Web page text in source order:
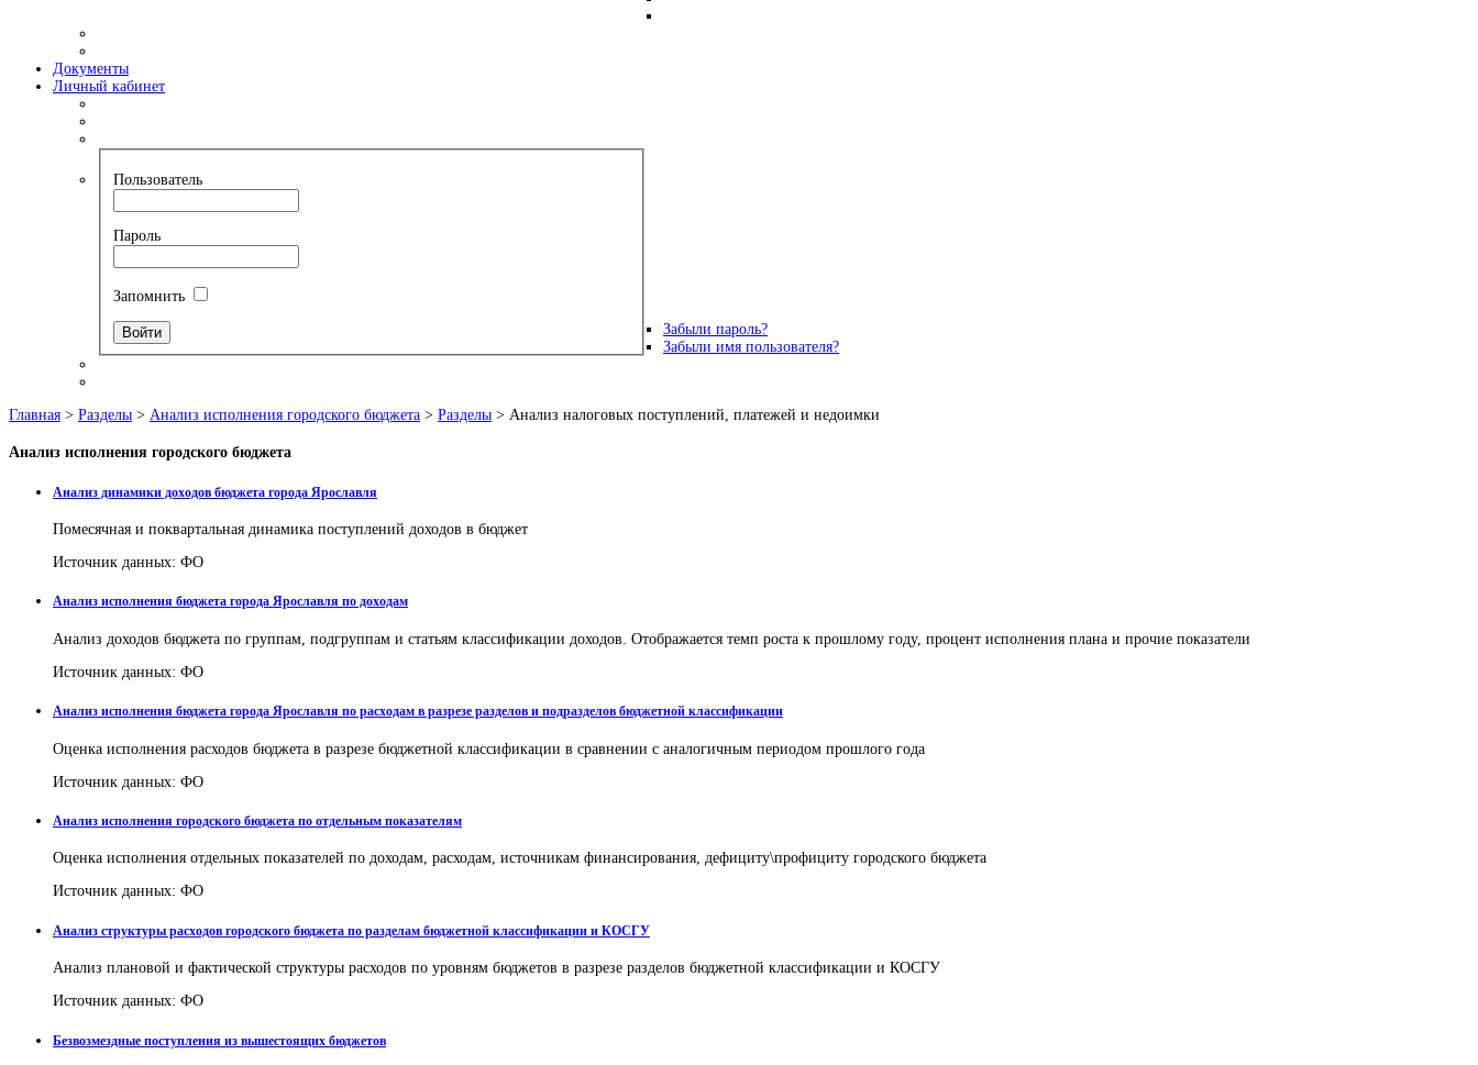
Документы
Личный кабинет
Пользователь
Пароль
Запомнить
Забыли пароль?
Забыли имя пользователя?
Главная > Разделы > Анализ исполнения городского бюджета > Разделы > Анализ налоговых поступлений, платежей и недоимки
Анализ исполнения городского бюджета
Анализ динамики доходов бюджета города Ярославля
Помесячная и поквартальная динамика поступлений доходов в бюджет
Источник данных: ФО
Анализ исполнения бюджета города Ярославля по доходам
Анализ доходов бюджета по группам, подгруппам и статьям классификации доходов. Отображается темп роста к прошлому году, процент исполнения плана и прочие показатели
Источник данных: ФО
Анализ исполнения бюджета города Ярославля по расходам в разрезе разделов и подразделов бюджетной классификации
Оценка исполнения расходов бюджета в разрезе бюджетной классификации в сравнении с аналогичным периодом прошлого года
Источник данных: ФО
Анализ исполнения городского бюджета по отдельным показателям
Оценка исполнения отдельных показателей по доходам, расходам, источникам финансирования, дефициту\профициту городского бюджета
Источник данных: ФО
Анализ структуры расходов городского бюджета по разделам бюджетной классификации и КОСГУ
Анализ плановой и фактической структуры расходов по уровням бюджетов в разрезе разделов бюджетной классификации и КОСГУ
Источник данных: ФО
Безвозмездные поступления из вышестоящих бюджетов